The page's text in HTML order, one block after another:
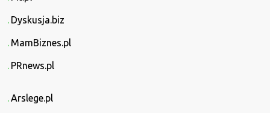
Dyskusja.biz
MamBiznes.pl
PRnews.pl
Arslege.pl